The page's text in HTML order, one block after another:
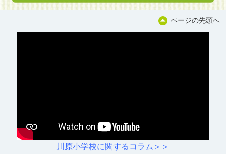
ページの先頭へ
川原小学校に関するコラム＞＞